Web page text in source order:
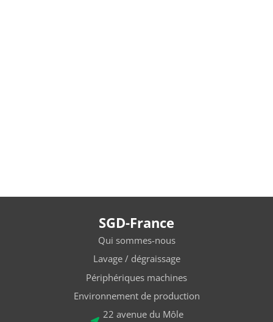
SGD-France
Qui sommes-nous
Lavage / dégraissage
Périphériques machines
Environnement de production
22 avenue du Môle